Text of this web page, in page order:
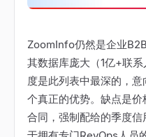
ZoomInfo仍然是企业
其数据库庞大（1亿+联
度是此列表中最深的，
个真正的优势。缺点是
合同，强制配给的季度